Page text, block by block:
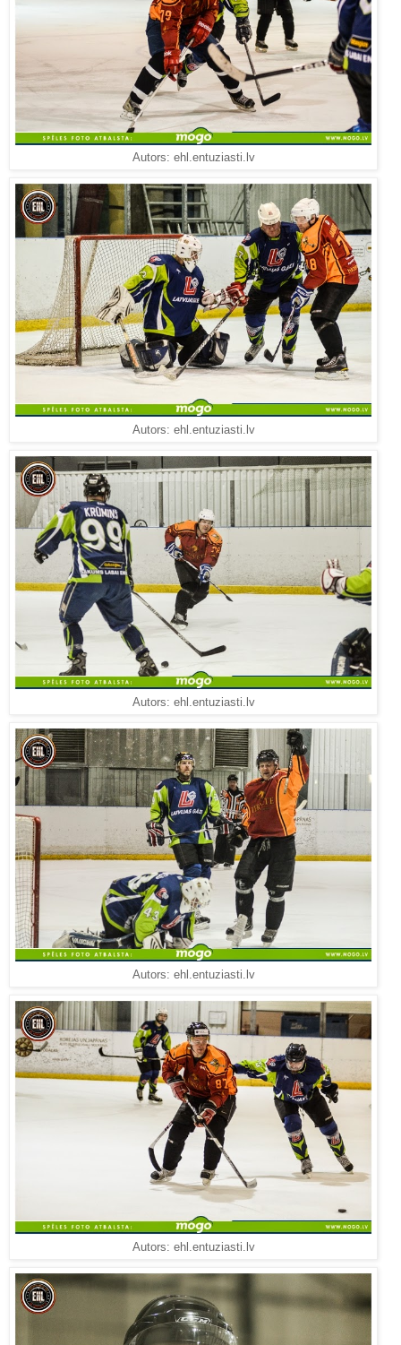
Autors: ehl.entuziasti.lv
Autors: ehl.entuziasti.lv
Autors: ehl.entuziasti.lv
Autors: ehl.entuziasti.lv
Autors: ehl.entuziasti.lv